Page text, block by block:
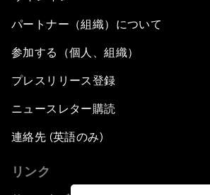
パートナー（組織）について
参加する（個人、組織）
プレスリリース登録
ニュースレター購読
連絡先 (英語のみ)
リンク